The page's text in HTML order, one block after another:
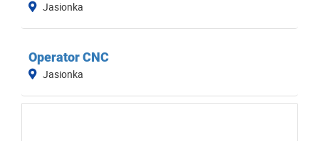
Jasionka
Operator CNC
Jasionka